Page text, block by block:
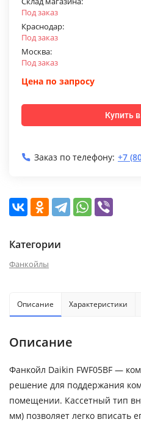
Под заказ
Краснодар:
Под заказ
Москва:
Под заказ
Цена по запросу
Купить
Заказ по телефону: +7
Категории
Фанкойлы
Описание Характеристики
Описание
Фанкойл Daikin FWF05BF —
решение для поддержания
помещении. Кассетный тип
мм) позволяет легко вписать